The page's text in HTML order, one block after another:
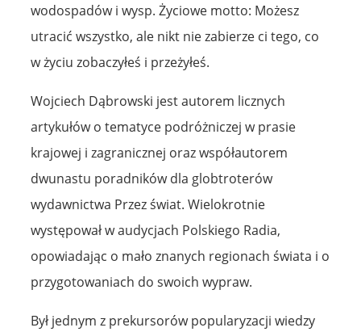
wodospadów i wysp. Życiowe motto: Możesz
utracić wszystko, ale nikt nie zabierze ci tego, co
w życiu zobaczyłeś i przeżyłeś.
Wojciech Dąbrowski jest autorem licznych
artykułów o tematyce podróżniczej w prasie
krajowej i zagranicznej oraz współautorem
dwunastu poradników dla globtroterów
wydawnictwa Przez świat. Wielokrotnie
występował w audycjach Polskiego Radia,
opowiadając o mało znanych regionach świata i o
przygotowaniach do swoich wypraw.
Był jednym z prekursorów popularyzacji wiedzy